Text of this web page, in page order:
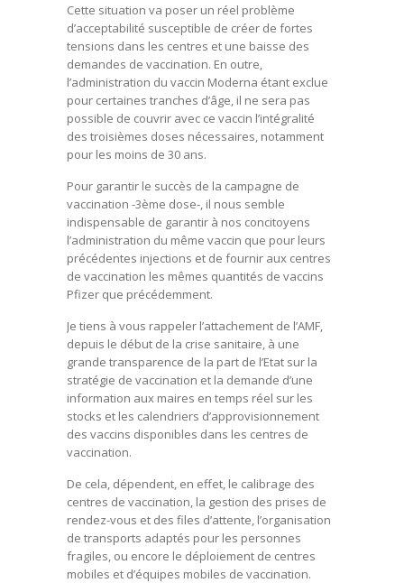
Cette situation va poser un réel problème
d’acceptabilité susceptible de créer de fortes
tensions dans les centres et une baisse des
demandes de vaccination. En outre,
l’administration du vaccin Moderna étant exclue
pour certaines tranches d’âge, il ne sera pas
possible de couvrir avec ce vaccin l’intégralité
des troisièmes doses nécessaires, notamment
pour les moins de 30 ans.
Pour garantir le succès de la campagne de
vaccination -3ème dose-, il nous semble
indispensable de garantir à nos concitoyens
l’administration du même vaccin que pour leurs
précédentes injections et de fournir aux centres
de vaccination les mêmes quantités de vaccins
Pfizer que précédemment.
Je tiens à vous rappeler l’attachement de l’AMF,
depuis le début de la crise sanitaire, à une
grande transparence de la part de l’Etat sur la
stratégie de vaccination et la demande d’une
information aux maires en temps réel sur les
stocks et les calendriers d’approvisionnement
des vaccins disponibles dans les centres de
vaccination.
De cela, dépendent, en effet, le calibrage des
centres de vaccination, la gestion des prises de
rendez-vous et des files d’attente, l’organisation
de transports adaptés pour les personnes
fragiles, ou encore le déploiement de centres
mobiles et d’équipes mobiles de vaccination.